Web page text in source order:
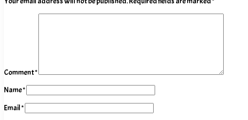
Comment*
Name*
Email*